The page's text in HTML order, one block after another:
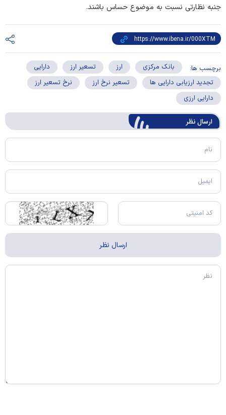
جنبه نظارتی نسبت به موضوع حساس باشند.
برچسب ها: بانک مرکزی ارز تسعیر ارز
دارایی
تجدید ارزیابی دارایی ها
تسعیر نرخ ارز
نرخ تسعیر ارز
دارایی ارزی
ارسال‌ نظر